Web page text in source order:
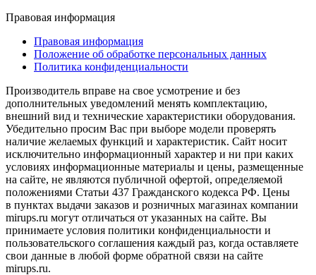
Правовая информация
Правовая информация
Положение об обработке персональных данных
Политика конфиденциальности
Производитель вправе на свое усмотрение и без
дополнительных уведомлений менять комплектацию,
внешний вид и технические характеристики оборудования.
Убедительно просим Вас при выборе модели проверять
наличие желаемых функций и характеристик. Сайт носит
исключительно информационный характер и ни при каких
условиях информационные материалы и цены, размещенные
на сайте, не являются публичной офертой, определяемой
положениями Статьи 437 Гражданского кодекса РФ. Цены
в пунктах выдачи заказов и розничных магазинах компании
mirups.ru могут отличаться от указанных на сайте. Вы
принимаете условия политики конфиденциальности и
пользовательского соглашения каждый раз, когда оставляете
свои данные в любой форме обратной связи на сайте
mirups.ru.